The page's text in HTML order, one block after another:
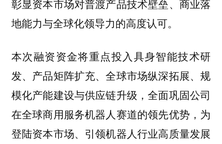
彰显资本市场对普渡产品技术壁垒、商业落
地能力与全球化领导力的高度认可。
本次融资资金将重点投入 具身智能技术研
发、产品矩阵扩充、全球市场纵深拓展、规
模化产能建设与供应链升级 ，全面巩固公司
在全球商用服务机器人赛道的领先优势，为
登陆资本市场、引领机器人行业高质量发展